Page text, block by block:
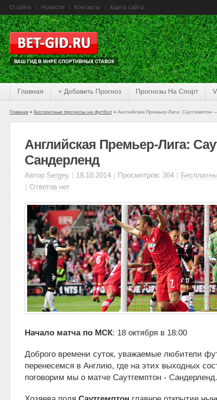
О сайте Новости Контакты Карта сайта
Главная + Добавить Прогноз Прогнозы На Спорт
Главная Бесплатные прогнозы на футбол Английская Премьер-Лига: Саутгемптон
Английская Премьер-Лига:
Сандерленд
Автор Sergey | 18.10.2014 | Просмотров: 364 |
| Ответов нет
Начало матча по МСК: 18 октября в 18:00
Доброго времени суток, уважаемые любители
перенесемся в Англию, где на этих выходных
поговорим мы о матче Саутгемптон - Сандерленд.